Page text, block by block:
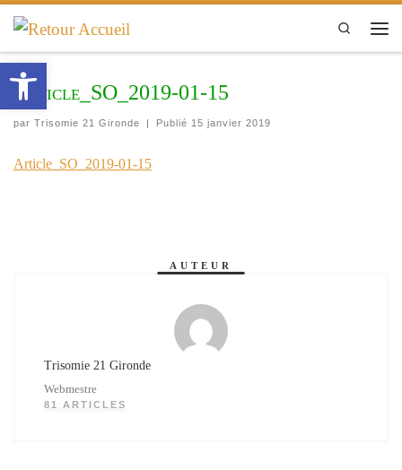
Passer au contenu
Search
Article_SO_2019-01-15
par Trisomie 21 Gironde | Publié 15 janvier 2019
Article_SO_2019-01-15
AUTEUR
Trisomie 21 Gironde
Webmestre
81 ARTICLES
Ouvrir la barre d’outils